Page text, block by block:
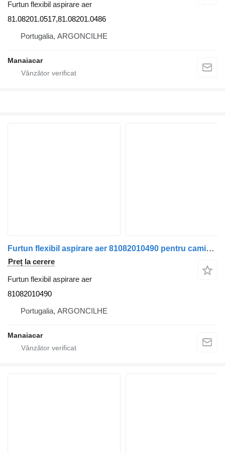
Furtun flexibil aspirare aer
81.08201.0517,81.08201.0486
Portugalia, ARGONCILHE
Manaiacar
Furtun flexibil aspirare aer 81082010490 pentru camion MAN TGA | 00
Preț la cerere
Furtun flexibil aspirare aer
81082010490
Portugalia, ARGONCILHE
Manaiacar